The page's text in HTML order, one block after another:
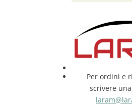
Per ordini e
scrivere